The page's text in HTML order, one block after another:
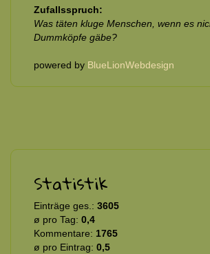
Zufallsspruch:
Was täten kluge Menschen, wenn es
Dummköpfe gäbe?
powered by BlueLionWebdesign
Statistik
Einträge ges.: 3605
ø pro Tag: 0,4
Kommentare: 1765
ø pro Eintrag: 0,5